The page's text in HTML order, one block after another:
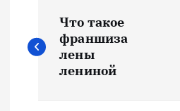
а
Что такое
франшиза
лены
лениной